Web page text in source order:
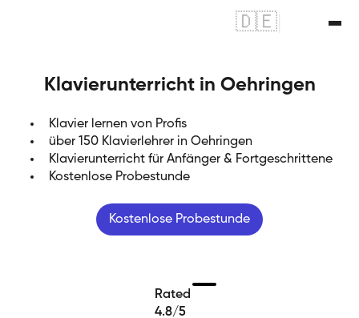
🇩🇪
Klavierunterricht in Oehringen
Klavier lernen von Profis
über 150 Klavierlehrer in Oehringen
Klavierunterricht für Anfänger & Fortgeschrittene
Kostenlose Probestunde
Kostenlose Probestunde
Rated
4.8/5